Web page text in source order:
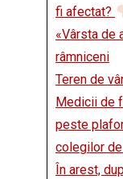
fi afectat?
«Vârsta de
râmniceni
Teren de
Medicii de
peste
colegilor
În arest,